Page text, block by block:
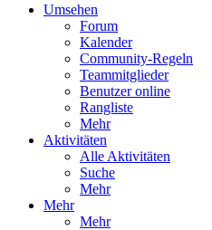
Umsehen
Forum
Kalender
Community-Regeln
Teammitglieder
Benutzer online
Rangliste
Mehr
Aktivitäten
Alle Aktivitäten
Suche
Mehr
Mehr
Mehr